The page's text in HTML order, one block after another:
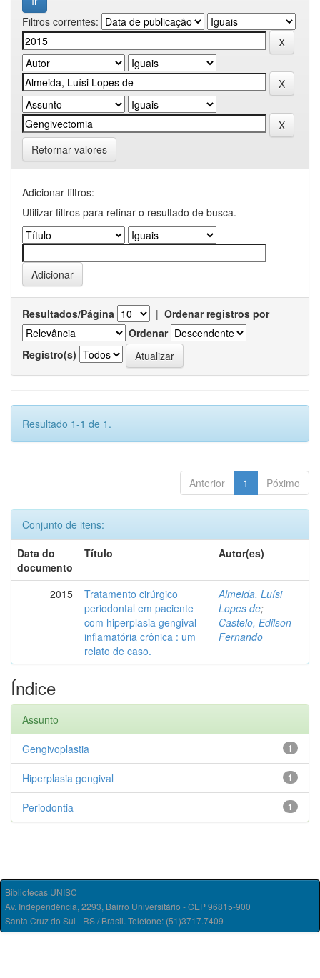
Filtros correntes:
Retornar valores
Adicionar filtros:
Utilizar filtros para refinar o resultado de busca.
Resultados/Página | Ordenar registros por
Ordenar
Registro(s)
Resultado 1-1 de 1.
Anterior 1 Póximo
Conjunto de itens:
Data do
documento
Título Autor(es)
2015
Tratamento cirúrgico
periodontal em paciente
com hiperplasia gengival
inflamatória crônica : um
relato de caso.
Almeida, Luísi
Lopes de;
Castelo, Edilson
Fernando
Índice
Assunto
1
Gengivoplastia
1
Hiperplasia gengival
1
Periodontia
Bibliotecas UNISC
Av. Independência, 2293, Bairro Universitário - CEP 96815-900
Santa Cruz do Sul - RS / Brasil. Telefone: (51)3717.7409